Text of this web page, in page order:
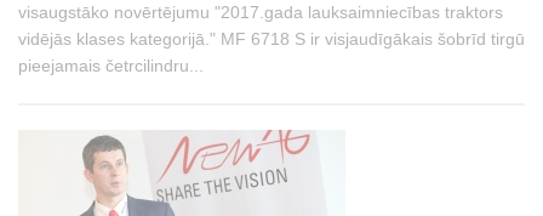
visaugstāko novērtējumu "2017.gada lauksaimniecības traktors
vidējās klases kategorijā." MF 6718 S ir visjaudīgākais šobrīd tirgū
pieejamais četrcilindru...